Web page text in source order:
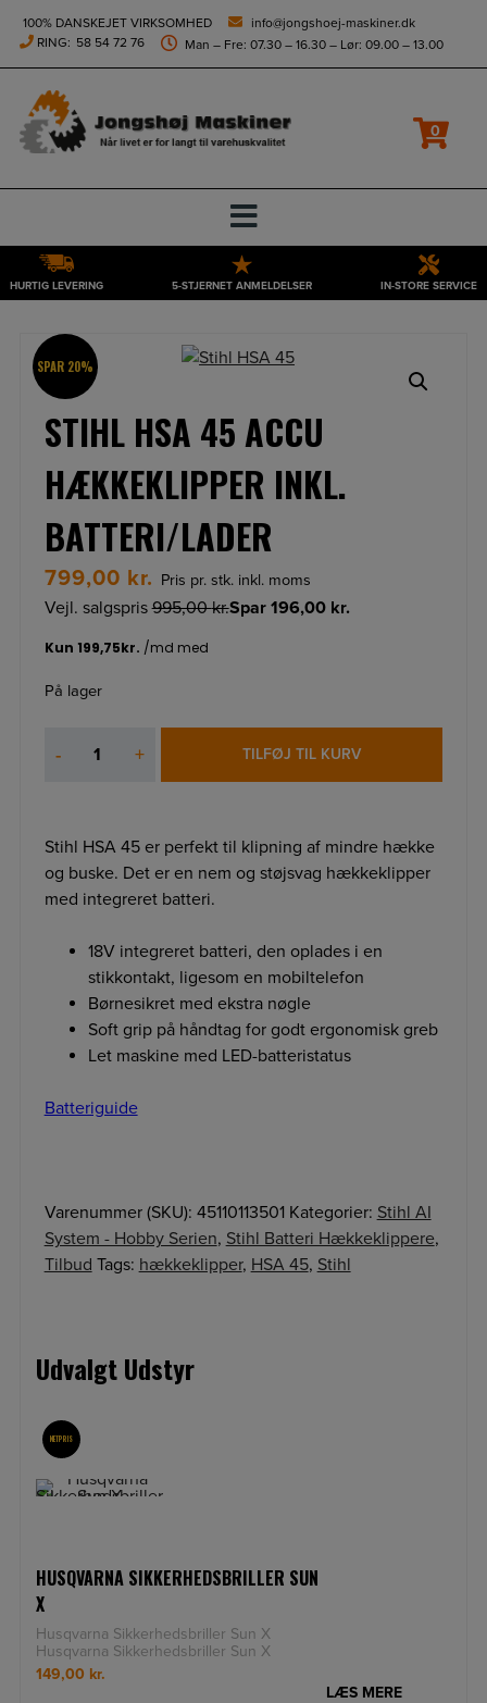
height="0" width="0" style="display:none;visibility:hidden">
Hop
indholdet
100% DANSKEJET VIRKSOMHED
info@jongshoej-maskiner.dk
RING: 58 54 72 76 Man – Fre: 07.30 – 16.30 – Lør: 09.00 – 13.00
0
HURTIG LEVERING 5-STJERNET ANMELDELSER IN-STORE SERVICE
SPAR 20%
STIHL HSA 45 ACCU
HÆKKEKLIPPER INKL.
BATTERI/LADER
799,00 kr. Pris pr. stk. inkl. moms
Vejl. salgspris995,00kr.Spar 196,00 kr.
På lager
-
HSA
HÆKKEKLIPPER
INKL.
BATTERI/LADER
+ TILFØJ TIL KURV
Stihl HSA 45 er perfekt til klipning af mindre hække
og buske. Det er en nem og støjsvag hækkeklipper
med integreret batteri.
18V integreret batteri, den oplades i en
stikkontakt, ligesom en mobiltelefon
Børnesikret med ekstra nøgle
Soft grip på håndtag for godt ergonomisk greb
Let maskine med LED-batteristatus
Batteriguide
Varenummer (SKU): 45110113501 Kategorier: Stihl AI
System - Hobby Serien, Stihl Batteri Hækkeklippere,
Tilbud Tags: hækkeklipper, HSA 45, Stihl
Udvalgt Udstyr
NETPRIS
HUSQVARNA SIKKERHEDSBRILLER SUN
X
Husqvarna Sikkerhedsbriller Sun X
Husqvarna Sikkerhedsbriller Sun X
Sikkerhedsbriller med ridsef
149,00 kr.
LÆS MERE